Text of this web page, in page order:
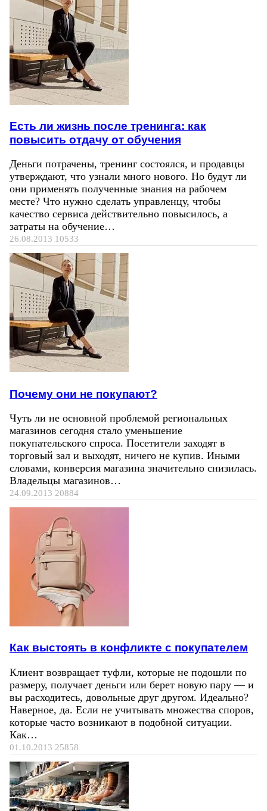
Есть ли жизнь после тренинга: как
повысить отдачу от обучения
Деньги потрачены, тренинг состоялся, и продавцы
утверждают, что узнали много нового. Но будут ли
они применять полученные знания на рабочем
месте? Что нужно сделать управленцу, чтобы
качество сервиса действительно повысилось, а
затраты на обучение…
26.08.2013 10533
Почему они не покупают?
Чуть ли не основной проблемой региональных
магазинов сегодня стало уменьшение
покупательского спроса. Посетители заходят в
торговый зал и выходят, ничего не купив. Иными
словами, конверсия магазина значительно снизилась.
Владельцы магазинов…
24.09.2013 20884
Как выстоять в конфликте с покупателем
Клиент возвращает туфли, которые не подошли по
размеру, получает деньги или берет новую пару — и
вы расходитесь, довольные друг другом. Идеально?
Наверное, да. Если не учитывать множества споров,
которые часто возникают в подобной ситуации.
Как…
01.10.2013 25858